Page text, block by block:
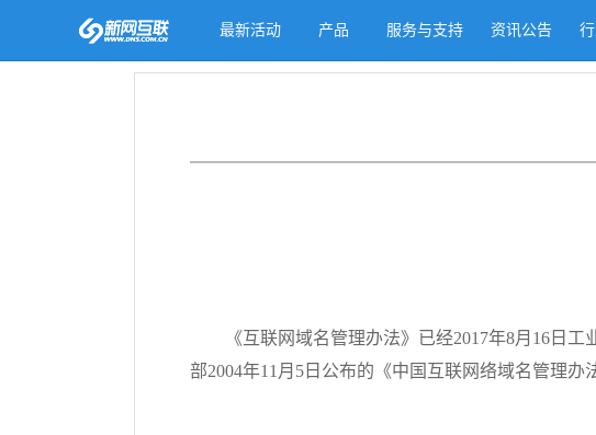
最新活动 产品 服务与支持 资讯公告
《互联网域名管理办法》已经2017年8月16日
部2004年11月5日公布的《中国互联网络域名管理办